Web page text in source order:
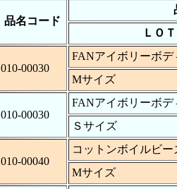
品名コード
ＬＯ
010-00030
FANアイボリーボ
Mサイズ
010-00030
FANアイボリーボ
Ｓサイズ
010-00040
コットンボイルビ
Mサイズ